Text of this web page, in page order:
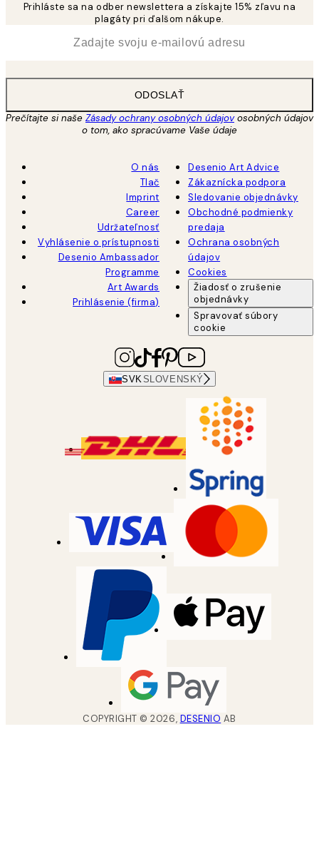
Prihláste sa na odber newslettera a získajte 15% zľavu na
plagáty pri ďalšom nákupe.
ODOSLAŤ
Prečítajte si naše Zásady ochrany osobných údajovosobných údajov
o tom, ako spracúvame Vaše údaje
O nás
Tlač
Imprint
Career
Udržateľnosť
Vyhlásenie o prístupnosti
Desenio Ambassador
Programme
Art Awards
Prihlásenie (firma)
Desenio Art Advice
Zákaznícka podpora
Sledovanie objednávky
Obchodné podmienky
predaja
Ochrana osobných
údajov
Cookies
Žiadosť o zrušenie
objednávky
Spravovať súbory
cookie
SVK SLOVENSKÝ
COPYRIGHT ©2026, DESENIO AB